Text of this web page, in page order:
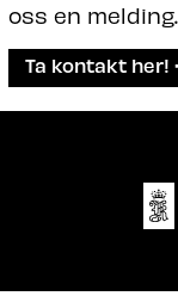
oss en melding.
Ta kontakt her!